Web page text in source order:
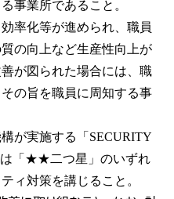
事業所であること。
率化等が進められ、職員
の向上など生産性向上が
が図られた場合には、職
の旨を職員に周知する事
が実施する「SECURITY
「★★二つ星」のいずれ
ィ対策を講じること。